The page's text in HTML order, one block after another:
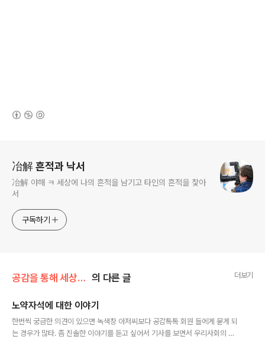
冶解 흔적과 낙서
冶解 야해 ㅋ 세상에 나의 흔적을 남기고 타인의 흔적을 찿아
서
구독하기
공감을 통해 세상을 이야기하다. 의 다른 글 더보기
노약자석에 대한 이야기
한번씩 궁금한 의견이 있으면 녹색창 아저씨보다 공감톡톡 회원 들에게 묻게 되
는 경우가 많타. 좀 진솔한 이야기를 듣고 싶어서 기사를 보면서 우리사회의 세